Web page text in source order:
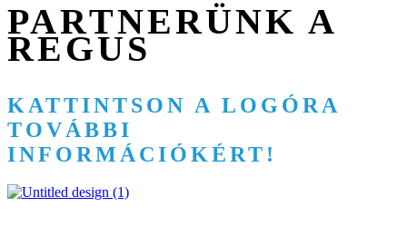
PARTNERÜNK A
REGUS
KATTINTSON A LOGÓRA
TOVÁBBI
INFORMÁCIÓKÉRT!